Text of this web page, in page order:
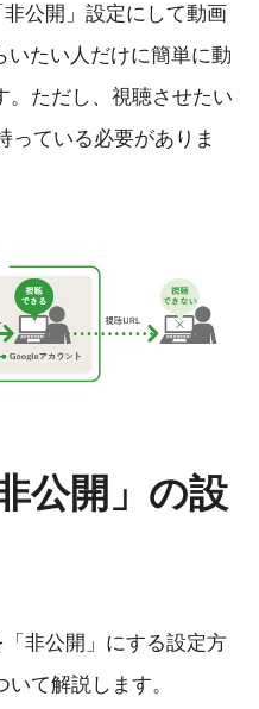
非公開」設定にして動画
いたい人だけに簡単に動
。ただし、視聴させたい
っている必要がありま
公開」の設
「非公開」にする設定方
て解説します。